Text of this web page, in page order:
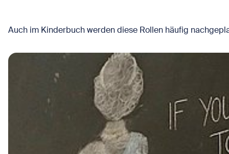
Auch im Kinderbuch werden diese Rollen häufig